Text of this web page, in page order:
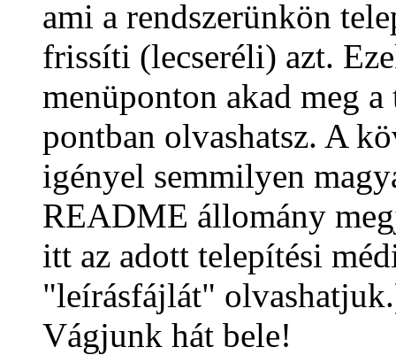
ami a rendszerünkön
frissíti (lecseréli) azt.
menüponton akad meg
pontban olvashatsz. A
igényel semmilyen
README állomány
itt az adott telepítési
"leírásfájlát"
Vágjunk hát bele!